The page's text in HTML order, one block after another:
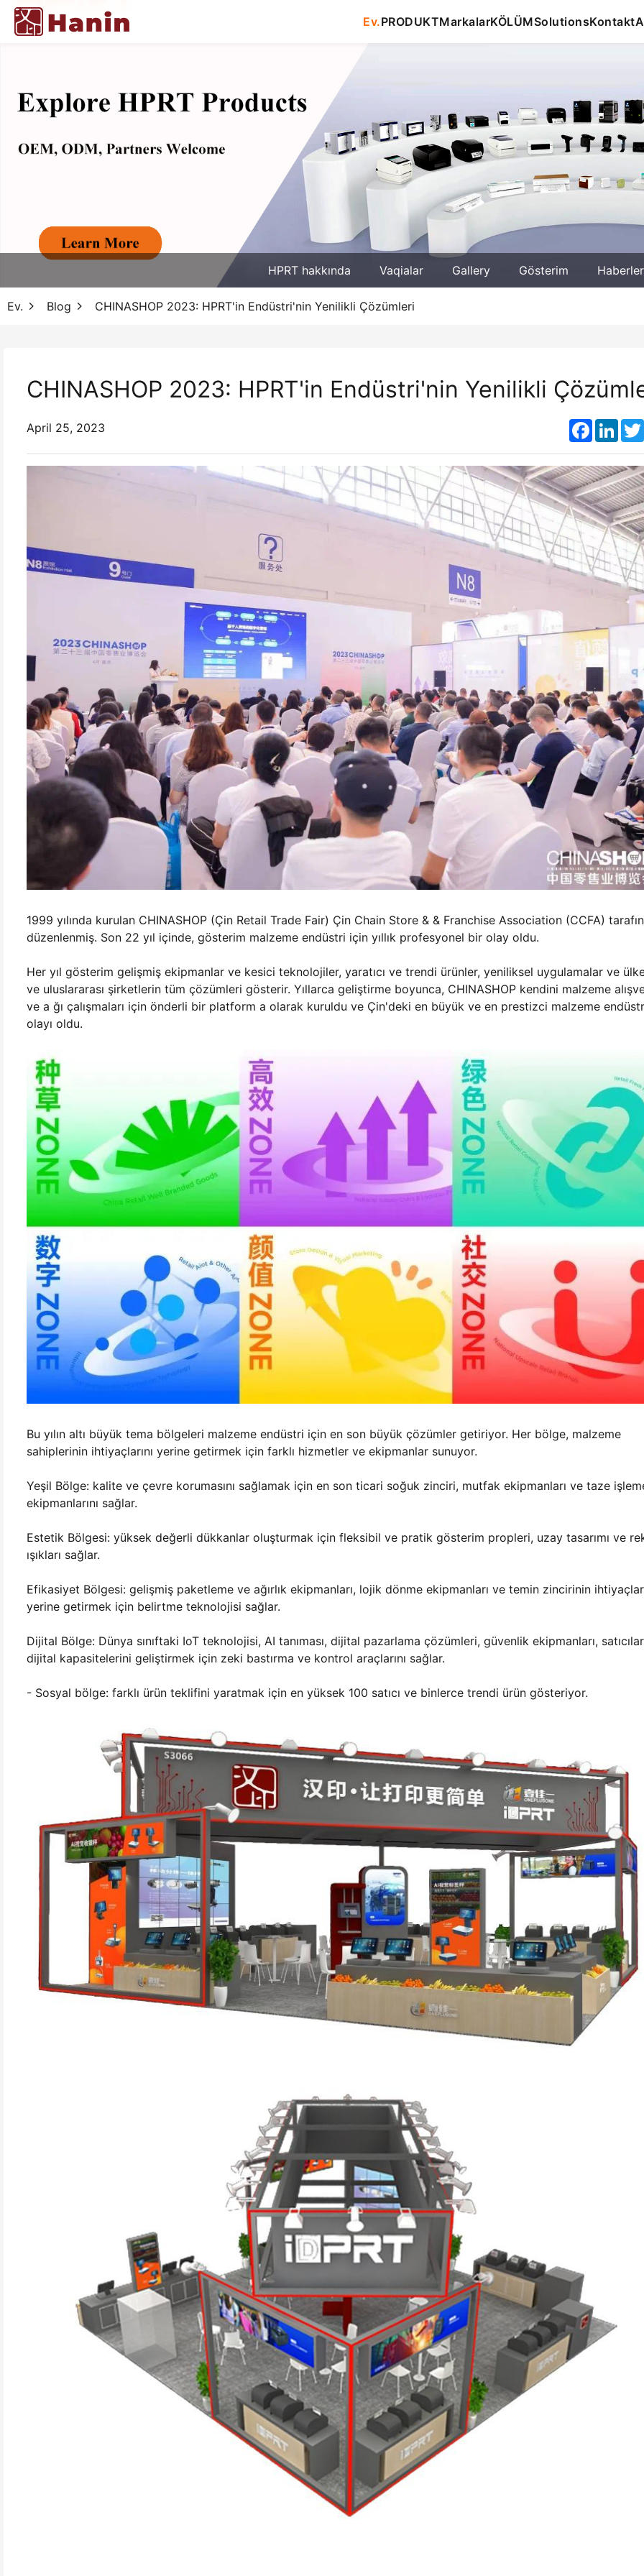
Ev.PRODUKTMarkalarKÖLÜMSolutionsKontakt
HPRT hakkında Vaqialar Gallery Gösterim Haberler
Ev. Blog CHINASHOP 2023: HPRT'in Endüstri'nin Yenilikli Çözümleri
CHINASHOP 2023: HPRT'in Endüstri'nin Yenilikli
April 25, 2023
1999 yılında kurulan CHINASHOP (Çin Retail Trade Fair) Çin Chain Store & & Franchise Association (CCFA)
düzenlenmiş. Son 22 yıl içinde, gösterim malzeme endüstri için yıllık profesyonel bir olay oldu.
Her yıl gösterim gelişmiş ekipmanlar ve kesici teknolojiler, yaratıcı ve trendi ürünler, yeniliksel uygulamalar ve
ve uluslararası şirketlerin tüm çözümleri gösterir. Yıllarca geliştirme boyunca, CHINASHOP kendini malzeme
ve a ğı çalışmaları için önderli bir platform a olarak kuruldu ve Çin'deki en büyük ve en prestizci malzeme
olayı oldu.
Bu yılın altı büyük tema bölgeleri malzeme endüstri için en son büyük çözümler getiriyor. Her bölge, malzeme
sahiplerinin ihtiyaçlarını yerine getirmek için farklı hizmetler ve ekipmanlar sunuyor.
Yeşil Bölge: kalite ve çevre korumasını sağlamak için en son ticari soğuk zinciri, mutfak ekipmanları ve taze
ekipmanlarını sağlar.
Estetik Bölgesi: yüksek değerli dükkanlar oluşturmak için fleksibil ve pratik gösterim propleri, uzay tasarımı ve
ışıkları sağlar.
Efikasiyet Bölgesi: gelişmiş paketleme ve ağırlık ekipmanları, lojik dönme ekipmanları ve temin zincirinin
yerine getirmek için belirtme teknolojisi sağlar.
Dijital Bölge: Dünya sınıftaki IoT teknolojisi, AI tanıması, dijital pazarlama çözümleri, güvenlik ekipmanları,
dijital kapasitelerini geliştirmek için zeki bastırma ve kontrol araçlarını sağlar.
- Sosyal bölge: farklı ürün teklifini yaratmak için en yüksek 100 satıcı ve binlerce trendi ürün gösteriyor.